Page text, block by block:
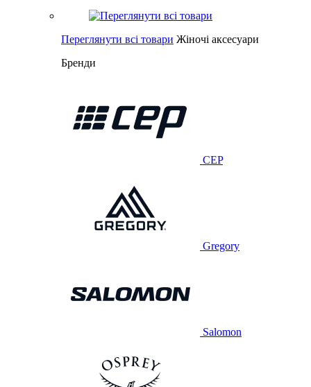
Переглянути всі товари Жіночі аксесуари
Бренди
CEP
Gregory
Salomon